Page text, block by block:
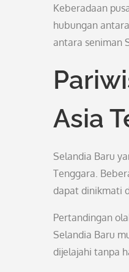
Keberadaan
hubungan
antara seniman
Asia
Selandia Baru
Tenggara.
dapat dinikmati
Pertandingan
Selandia Baru
dijelajahi tanpa